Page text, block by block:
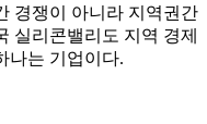
경쟁이 아니라 지역권간
실리콘밸리도 지역 경제
나는 기업이다.